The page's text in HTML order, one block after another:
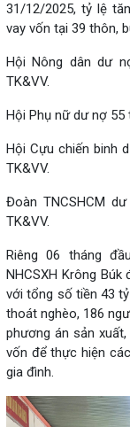
31/12/2025, tỷ lệ
vay vốn tại 39 thôn,
Hội Nông dân dư
TK&VV.
Hội Phụ nữ dư nợ 55
Hội Cựu chiến binh
TK&VV.
Đoàn TNCSHCM
TK&VV.
Riêng 06 tháng
NHCSXH Krông
với tổng số tiền 43
thoát nghèo, 186
phương án sản
vốn để thực hiện
gia đình.